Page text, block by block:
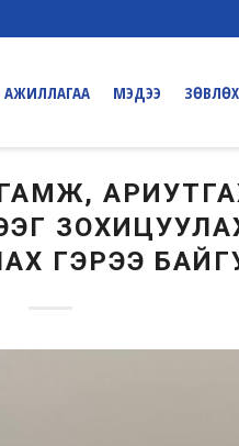
АЖИЛЛАГАА МЭДЭЭ
ГЭРЭЭ